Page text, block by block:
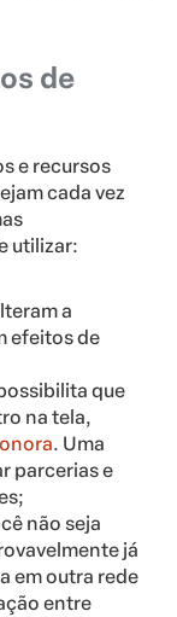
de
e recursos
cada vez
utilizar:
a
efeitos de
que
na tela,
. Uma
parcerias e
não seja
já
em outra rede
entre